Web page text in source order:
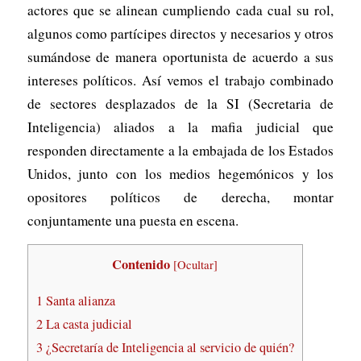
actores que se alinean cumpliendo cada cual su rol,
algunos como partícipes directos y necesarios y otros
sumándose de manera oportunista de acuerdo a sus
intereses políticos. Así vemos el trabajo combinado
de sectores desplazados de la SI (Secretaria de
Inteligencia) aliados a la mafia judicial que
responden directamente a la embajada de los Estados
Unidos, junto con los medios hegemónicos y los
opositores políticos de derecha, montar
conjuntamente una puesta en escena.
Contenido [Ocultar]
1 Santa alianza
2La casta judicial
3 ¿Secretaría de Inteligencia al servicio de quién?